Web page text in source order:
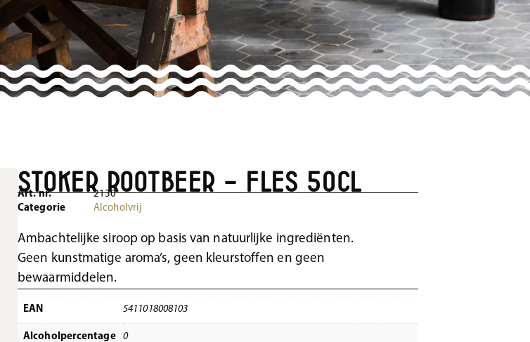
Stoker Rootbeer – FLES 50cl
Art. nr.
2130
Categorie
Alcoholvrij
Ambachtelijke siroop op basis van natuurlijke ingrediënten.
Geen kunstmatige aroma’s, geen kleurstoffen en geen
bewaarmiddelen.
EAN 5411018008103
Alcoholpercentage 0